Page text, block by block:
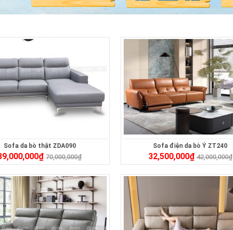
Sofa da bò thật ZDA090
₫ 70,000,000₫
Sofa điện da bò Ý ZT240
32,500,000₫ 42,000,000₫